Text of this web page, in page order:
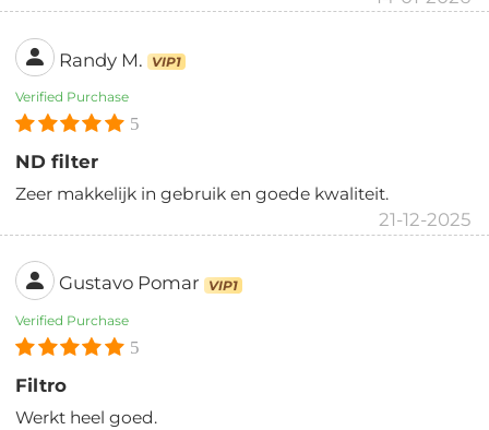
Randy M. VIP1
Verified Purchase
5
ND filter
Zeer makkelijk in gebruik en goede kwaliteit.
21-12-2025
Gustavo Pomar VIP1
Verified Purchase
5
Filtro
Werkt heel goed.